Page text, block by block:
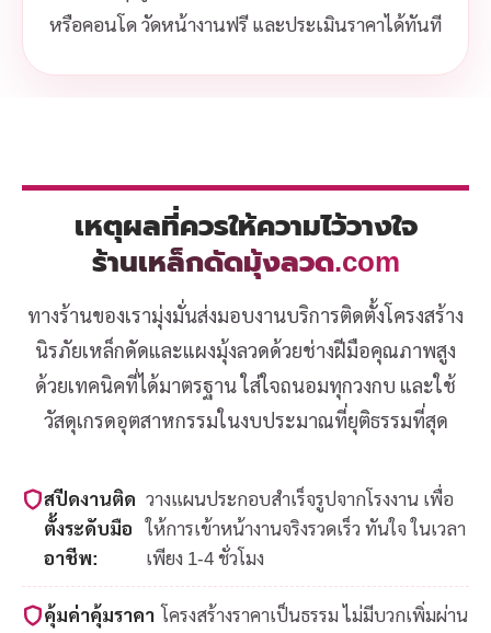
หรือคอนโด วัดหน้างานฟรี และประเมินราคาได้ทันที
เหตุผลที่ควรให้ความไว้วางใจ
ร้านเหล็กดัดมุ้งลวด.com
ทางร้านของเรามุ่งมั่นส่งมอบงานบริการติดตั้งโครงสร้าง
นิรภัยเหล็กดัดและแผงมุ้งลวดด้วยช่างฝีมือคุณภาพสูง
ด้วยเทคนิคที่ได้มาตรฐาน ใส่ใจถนอมทุกวงกบ และใช้
วัสดุเกรดอุตสาหกรรมในงบประมาณที่ยุติธรรมที่สุด
สปีดงานติด
ตั้งระดับมือ
อาชีพ:
วางแผนประกอบสำเร็จรูปจากโรงงาน เพื่อ
ให้การเข้าหน้างานจริงรวดเร็ว ทันใจ ในเวลา
เพียง 1-4 ชั่วโมง
คุ้มค่าคุ้มราคา โครงสร้างราคาเป็นธรรม ไม่มีบวกเพิ่มผ่าน